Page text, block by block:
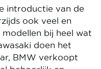
introductie van de
ook veel en
bij heel wat
doen het
BMW verkoopt